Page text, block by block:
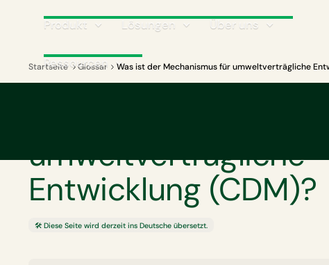
Produkt Lösungen Über uns
Ressourcen
Startseite Glossar Was ist der Mechanismus für umweltverträgliche
umweltverträgliche
Entwicklung (CDM)?
🛠️ Diese Seite wird derzeit ins Deutsche übersetzt.